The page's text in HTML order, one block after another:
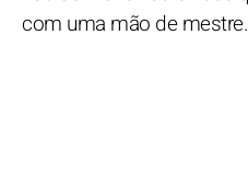
com uma mão de mestre.